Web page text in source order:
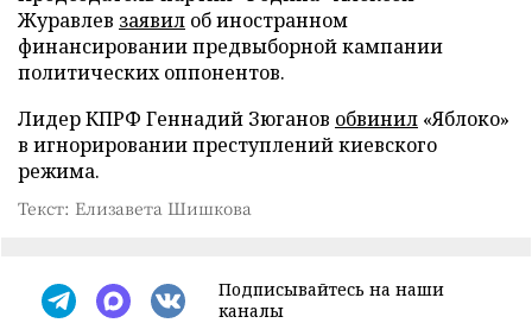
Журавлев заявил об иностранном
финансировании предвыборной кампании
политических оппонентов.
Лидер КПРФ Геннадий Зюганов обвинил «Яблоко»
в игнорировании преступлений киевского
режима.
Текст: Елизавета Шишкова
Подписывайтесь на наши
каналы